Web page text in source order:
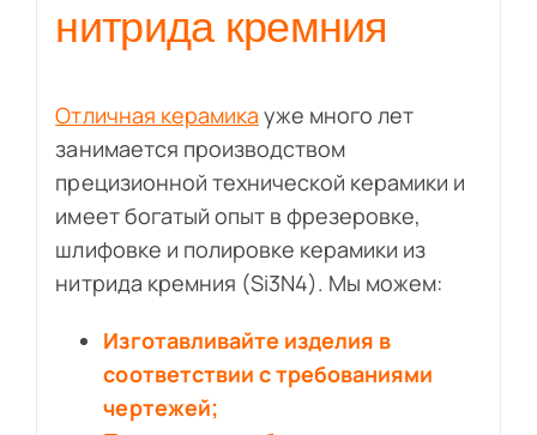
нитрида кремния
Отличная керамика уже много лет
занимается производством
прецизионной технической керамики и
имеет богатый опыт в фрезеровке,
шлифовке и полировке керамики из
нитрида кремния (Si3N4). Мы можем:
Изготавливайте изделия в
соответствии с требованиями
чертежей;